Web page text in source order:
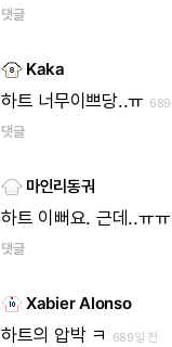
댓글
Kaka
하트 너무이쁘당..ㅠ 689
댓글
마인리동궈
하트 이뻐요. 근데..ㅠㅠ
댓글
Xabier Alonso
하트의 압박 ㅋ 689일 전